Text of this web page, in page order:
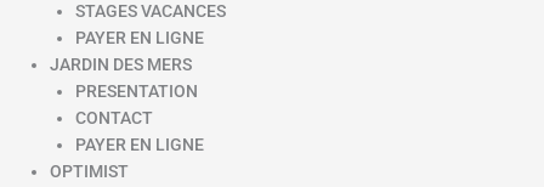
STAGES VACANCES
PAYER EN LIGNE
JARDIN DES MERS
PRESENTATION
CONTACT
PAYER EN LIGNE
OPTIMIST